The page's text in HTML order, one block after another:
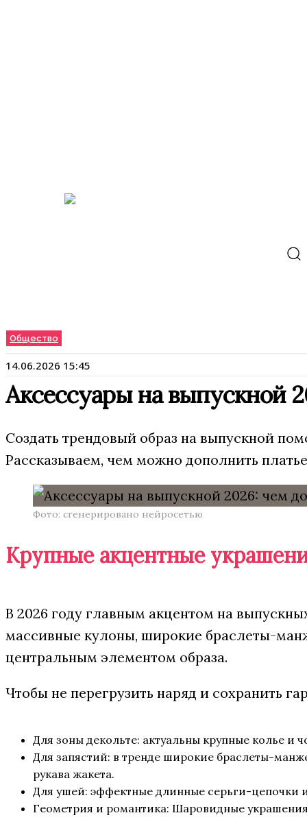
Общество
14.06.2026 15:45
Аксессуары на выпускной
Создать трендовый образ на выпускной
Рассказываем, чем можно дополнить
Фото: сгенерировано нейросетью
Крупные акцентные
В 2026 году главным акцентом на
массивные кулоны, широкие браслеты-
центральным элементом образа.
Чтобы не перегрузить наряд и сохранить
Для зоны декольте: актуальны крупные колье
Для запястий: в тренде широкие браслеты-
рукава жакета.
Для ушей: эффектные длинные серьги-цепочки
Геометрия и романтика: Шаровидные